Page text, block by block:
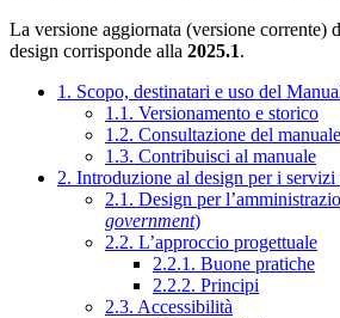
La versione aggiornata (versione corrente)
design corrisponde alla 2025.1.
1. Scopo, destinatari e uso del
1.1. Versionamento e storico
1.2. Consultazione del manuale
1.3. Contribuisci al manuale
2. Introduzione al design per i
2.1. Design per
government)
2.2. L’approccio progettuale
2.2.1. Buone pratiche
2.2.2. Principi
2.3. Accessibilità